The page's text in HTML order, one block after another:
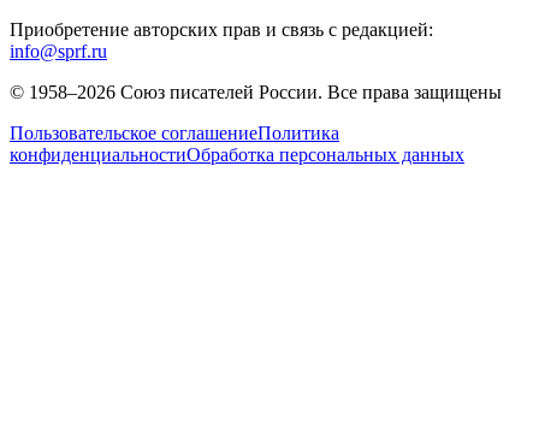
Приобретение авторских прав и связь с редакцией:
info@sprf.ru
© 1958–2026 Союз писателей России. Все права защищены
Пользовательское соглашениеПолитика
конфиденциальностиОбработка персональных данных